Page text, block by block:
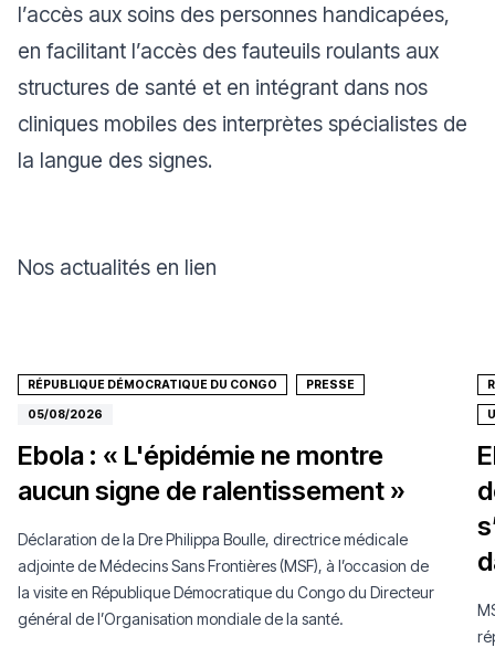
l’accès aux soins des personnes handicapées,
en facilitant l’accès des fauteuils roulants aux
structures de santé et en intégrant dans nos
cliniques mobiles des interprètes spécialistes de
la langue des signes.
Nos actualités en lien
RÉPUBLIQUE DÉMOCRATIQUE DU CONGO PRESSE
05/08/2026
Ebola : « L'épidémie ne montre
aucun signe de ralentissement »
Déclaration de la Dre Philippa Boulle, directrice médicale
adjointe de Médecins Sans Frontières (MSF), à l’occasion de
la visite en République Démocratique du Congo du Directeur
général de l’Organisation mondiale de la santé.